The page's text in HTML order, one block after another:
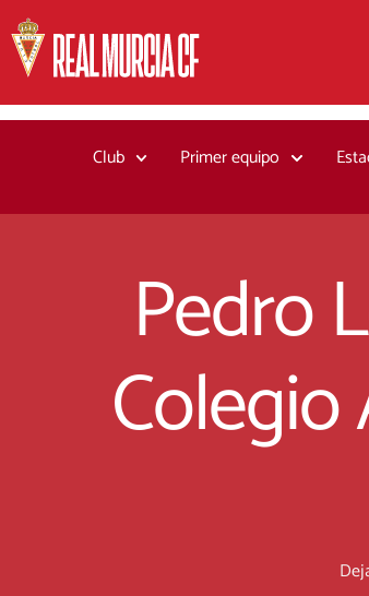
al
contenido
Club Primer equipo
Pedro